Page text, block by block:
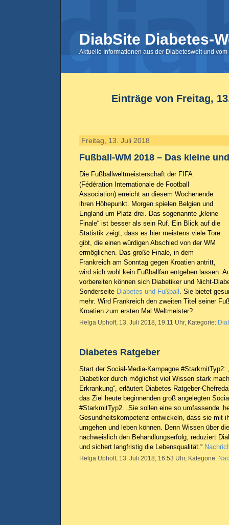
DiabSite Diabetes-
Aktuelle Informationen aus der Diabeteswelt und
Einträge von Freitag,
Freitag, 13. Juli 2018
Fußball-WM 2018 – Das kleine
Die Fußballweltmeisterschaft der FIFA
(Fédération Internationale de Football
Association) erreicht an diesem Wochenende
ihren Höhepunkt. Morgen spielen Belgien und
England um Platz drei. Das sogenannte „kleine
Finale“ ist besser als sein Ruf. Ein Blick auf die
Statistik zeigt, dass es hier meistens viele Tore
gibt, die einen würdigen Abschied von der WM
ermöglichen. Das große Finale, in dem
Frankreich am Sonntag gegen Kroatien antritt,
wird sich wohl kein Fußballfan entgehen lassen.
vorbereiten können sich Diabetiker und Nicht-
Sonderseite Diabetes und Fußball . Sie bietet
mehr. Wird Frankreich den zweiten Titel seiner
Kroatien zum ersten Mal Weltmeister?
Helga Uphoff, 13. Juli 2018, 19.11 Uhr, Kategorie:
Diabetes Ratgeber
Start der Social-Media-Kampagne #StarkmitTyp2:
Diabetiker durch möglichst viel Wissen stark
Erkrankung“, erläutert Diabetes Ratgeber-
das Ziel heute beginnenden groß angelegten
#StarkmitTyp2. „Sie sollen eine so umfassende
Gesundheitskompetenz entwickeln, dass sie mit
umgehen und leben können. Denn Wissen über
nachweislich den Behandlungserfolg, reduziert
und sichert langfristig die Lebensqualität.“
Helga Uphoff, 13. Juli 2018, 16.53 Uhr, Kategorie: